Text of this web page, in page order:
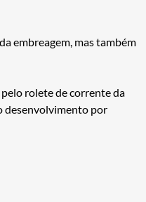
embreagem, mas também
rolete de corrente da
desenvolvimento por